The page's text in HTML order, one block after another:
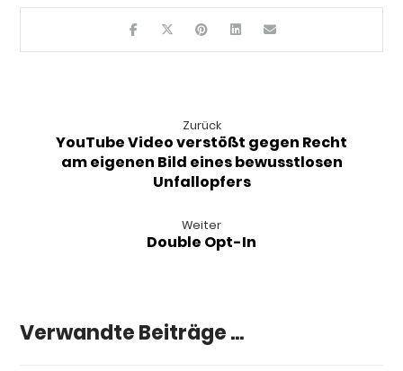
Zurück
YouTube Video verstößt gegen Recht
am eigenen Bild eines bewusstlosen
Unfallopfers
Weiter
Double Opt-In
Verwandte Beiträge ...